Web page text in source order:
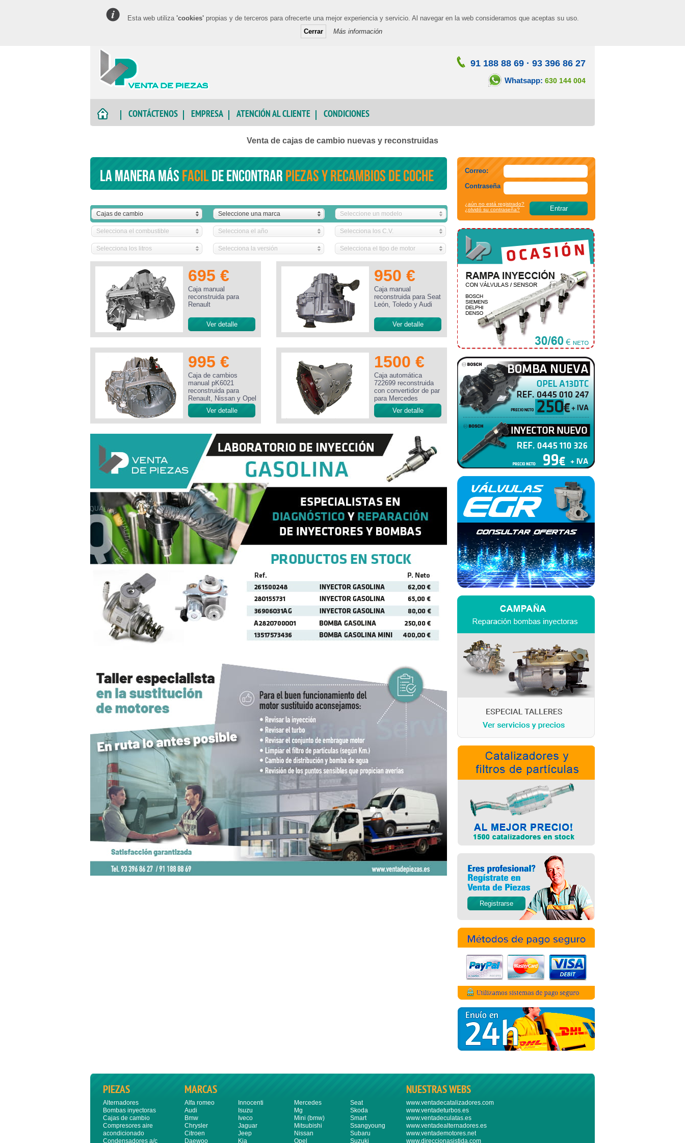
Esta web utiliza 'cookies' propias y de terceros para ofrecerte una mejor experiencia y servicio. Al navegar en la web consideramos que aceptas su uso.
Cerrar
Más información
91 188 88 69 · 93 396 86 27
Whatsapp: 630 144 004
CONTÁCTENOS EMPRESA ATENCIÓN AL CLIENTE CONDICIONES
Venta de cajas de cambio nuevas y reconstruidas
La manera másfacilde encontrarpiezas y recambios de coche
Cajas de cambio Seleccione una marca Seleccione un modelo
Selecciona el combustible Selecciona el año Selecciona los C.V.
Selecciona los litros Selecciona la versión Selecciona el tipo de motor
695 €
Caja manual
reconstruida para
Renault
Ver detalle
950 €
Caja manual
reconstruida para Seat
León, Toledo y Audi
Ver detalle
995 €
Caja de cambios
manual pK6021
reconstruida para
Renault, Nissan y Opel
Ver detalle
1500 €
Caja automática
722699 reconstruida
con convertidor de par
para Mercedes
Ver detalle
Correo:
Contraseña
¿aún no está registrado?
¿olvidó su contraseña?
Registrarse
PIEZAS
Alternadores
Bombas inyectoras
Cajas de cambio
Compresores aire
acondicionado
Condensadores a/c
MARCAS
Alfa romeo
Audi
Bmw
Chrysler
Citroen
Daewoo
Innocenti
Isuzu
Iveco
Jaguar
Jeep
Kia
Mercedes
Mg
Mini (bmw)
Mitsubishi
Nissan
Opel
Seat
Skoda
Smart
Ssangyoung
Subaru
Suzuki
NUESTRAS WEBS
www.ventadecatalizadores.com
www.ventadeturbos.es
www.ventadeculatas.es
www.ventadealternadores.es
www.ventademotores.net
www.direccionasistida.com